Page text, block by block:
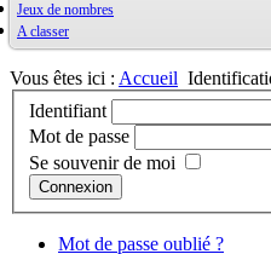
Palindromes
Jeux de mots divers
Récréamots
Glossaire des figures de style
Chansonnances
Anaphore
Base de la Bibliothèque Oulipienne
Oulipiens
G. Perec
Bibliographie
Les jeux
La vie mode d'emploi
Ecrit par des oulipiens
Jeux de nombres
Ludimath
Base Ludimath
Ludimaths : bibliographie
Nombres premiers
Carrés magiques
Jouez carré
A classer
Vous êtes ici : Accueil
Identifiant
Mot de passe
Se souvenir de moi
Connexion
Mot de passe oublié ?